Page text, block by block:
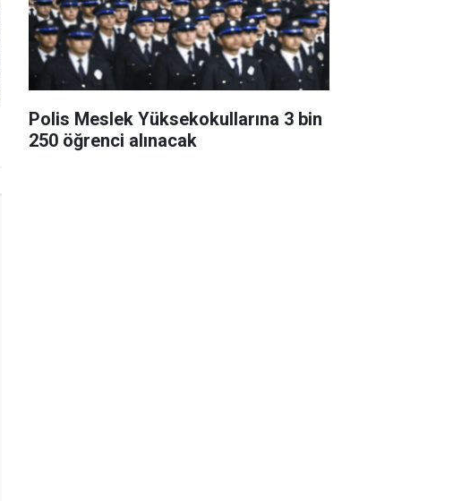
Polis Meslek Yüksekokullarına 3 bin
250 öğrenci alınacak